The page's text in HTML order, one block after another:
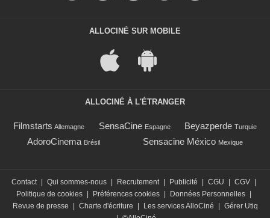
ALLOCINÉ SUR MOBILE
ALLOCINÉ À L'ÉTRANGER
Filmstarts Allemagne SensaCine Espagne Beyazperde Turquie
AdoroCinema Brésil Sensacine México Mexique
Contact | Qui sommes-nous | Recrutement | Publicité | CGU | CGV |
Politique de cookies | Préférences cookies | Données Personnelles |
Revue de presse
| Charte d'écriture | Les services AlloCiné | Gérer Utiq